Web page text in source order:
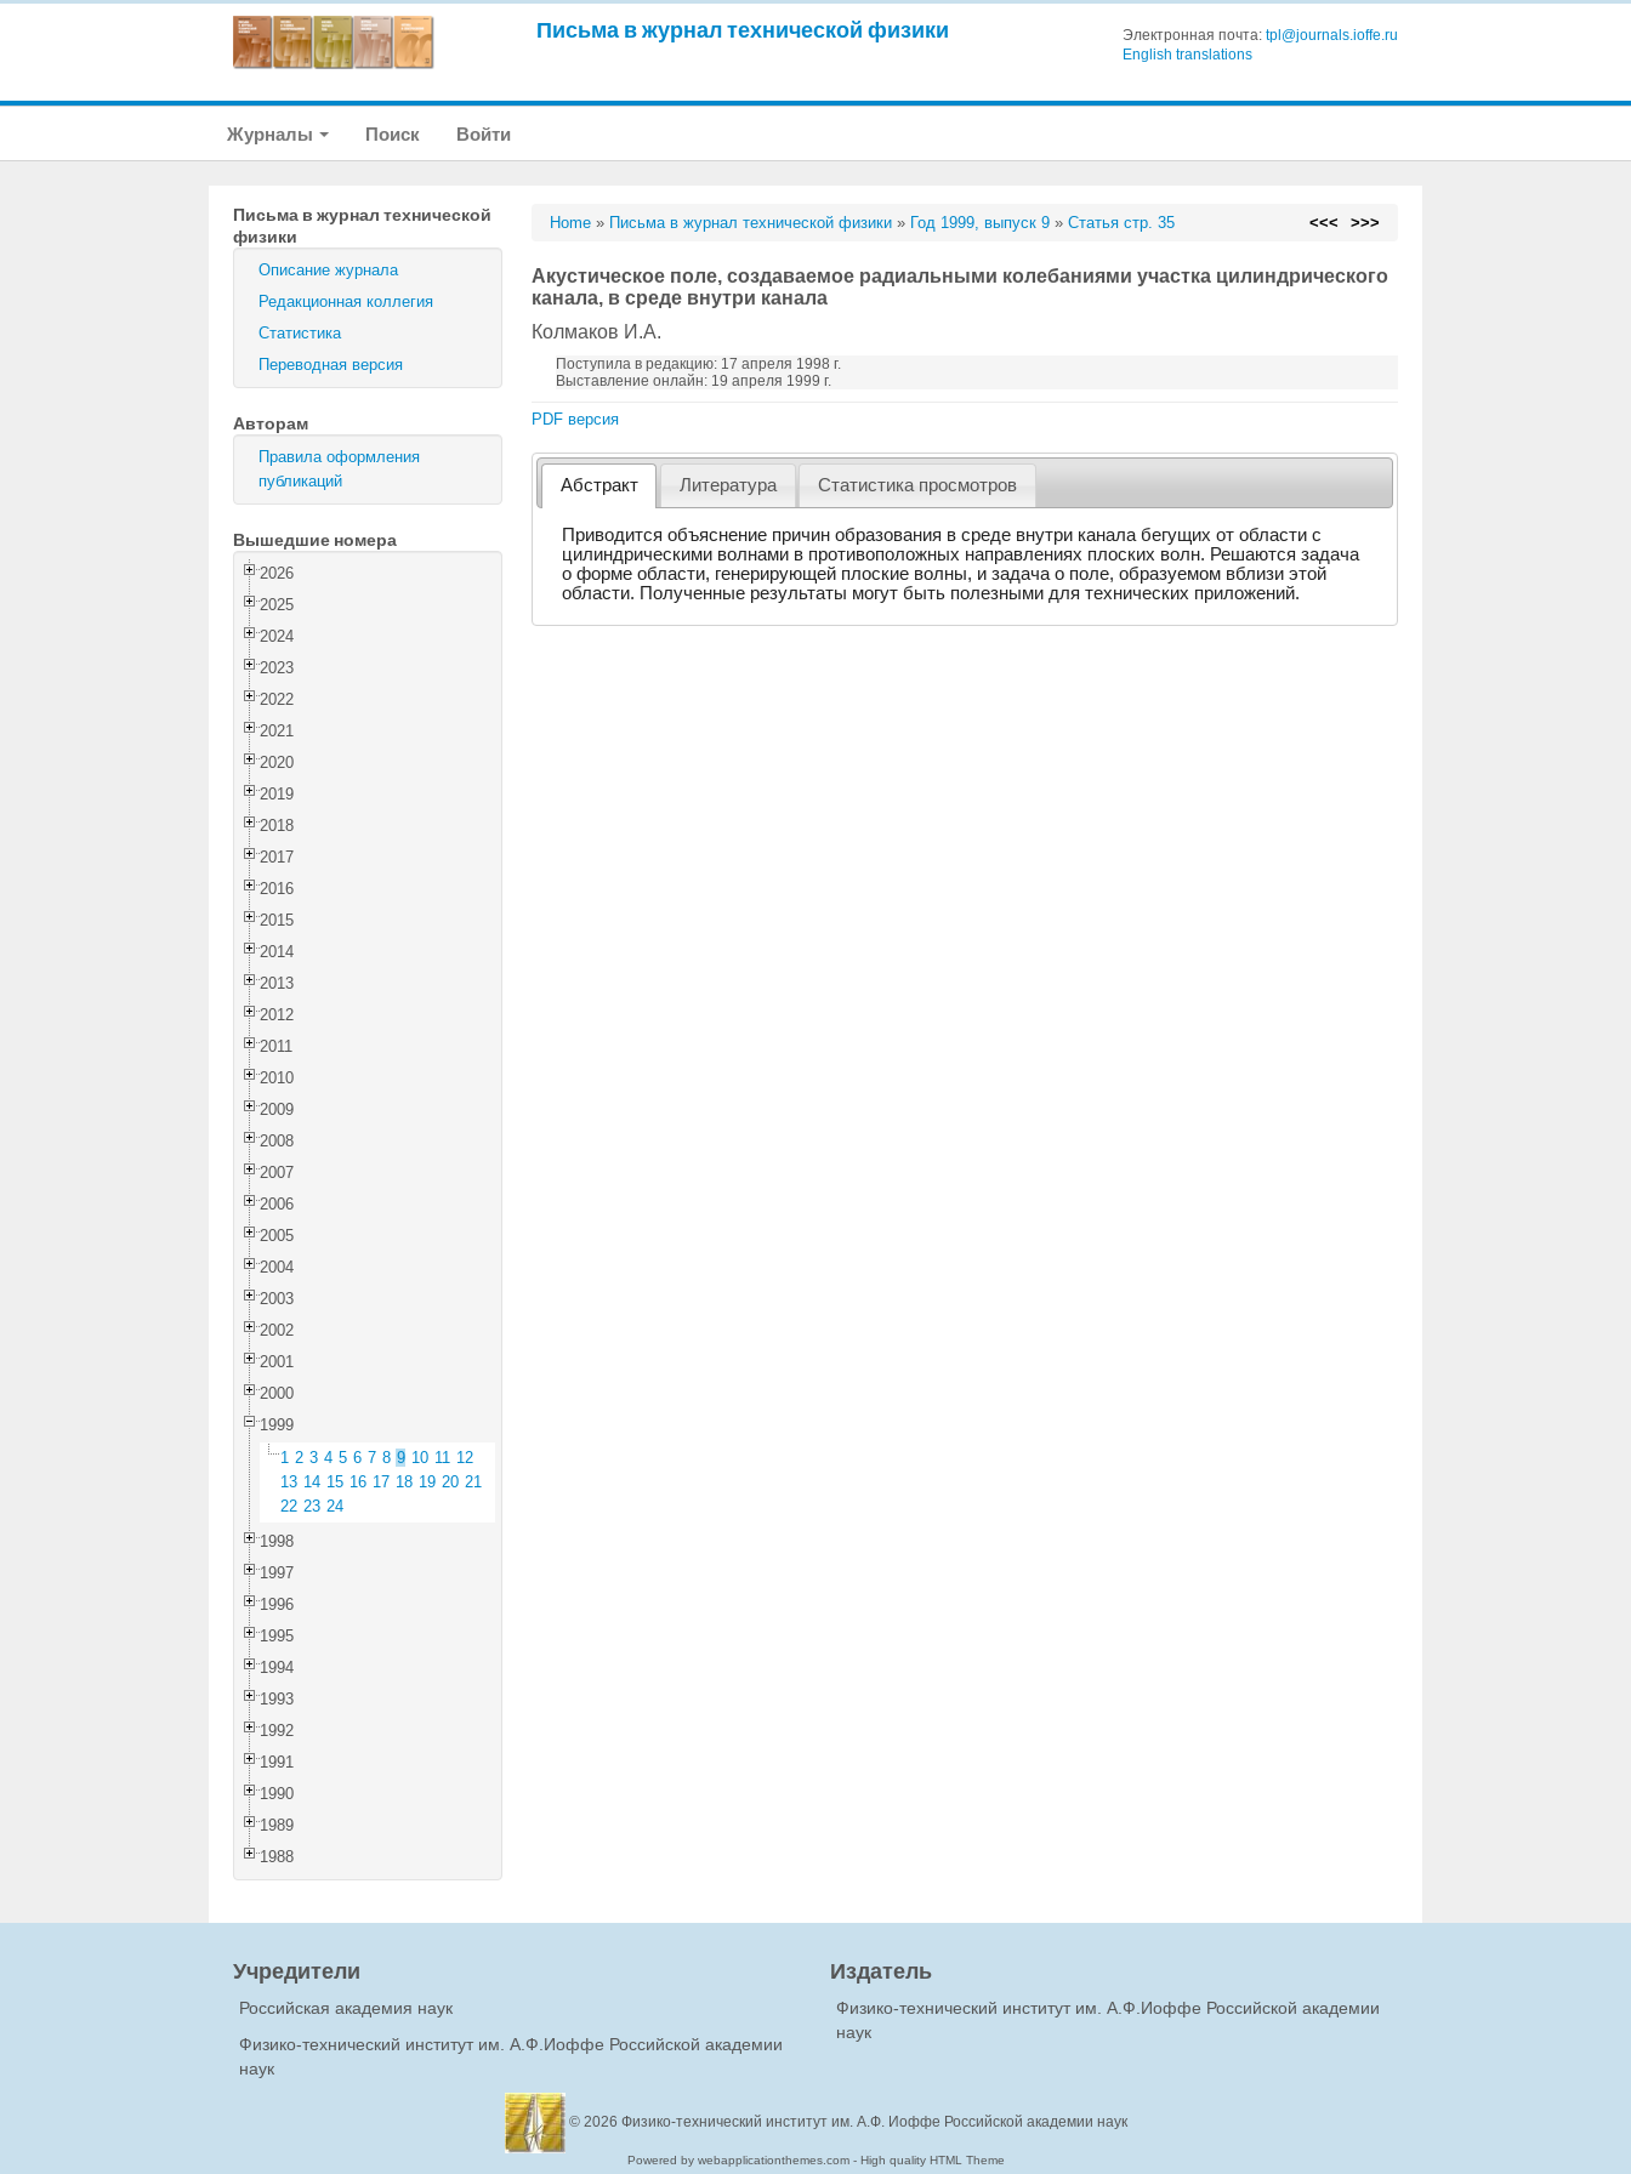
Письма в журнал технической физики Электронная почта: tpl@journals.ioffe.ru
English translations
Журналы Поиск Войти
Письма в журнал технической
физики
Описание журнала
Редакционная коллегия
Статистика
Переводная версия
Авторам
Правила оформления
публикаций
Вышедшие номера
2026
2025
2024
2023
2022
2021
2020
2019
2018
2017
2016
2015
2014
2013
2012
2011
2010
2009
2008
2007
2006
2005
2004
2003
2002
2001
2000
1999
1 2 3 4 5 6 7 8 9 10 11 12
13 14 15 16 17 18 19 20 21
22 23 24
1998
1997
1996
1995
1994
1993
1992
1991
1990
1989
1988
Home » Письма в журнал технической физики » Год 1999, выпуск 9 »Статья стр. 35 <<< >>>
Акустическое поле, создаваемое радиальными колебаниями участка цилиндрического
канала, в среде внутри канала
Колмаков И.А.
Поступила в редакцию: 17 апреля 1998 г.
Выставление онлайн: 19 апреля 1999 г.
PDF версия
Абстракт Литература Статистика просмотров
Приводится объяснение причин образования в среде внутри канала бегущих от области с
цилиндрическими волнами в противоположных направлениях плоских волн. Решаются задача
о форме области, генерирующей плоские волны, и задача о поле, образуемом вблизи этой
области. Полученные результаты могут быть полезными для технических приложений.
Учредители
Российская академия наук
Физико-технический институт им. А.Ф.Иоффе Российской академии
наук
Издатель
Физико-технический институт им. А.Ф.Иоффе Российской академии
наук
© 2026 Физико-технический институт им. А.Ф. Иоффе Российской академии наук
Powered by webapplicationthemes.com - High quality HTML Theme